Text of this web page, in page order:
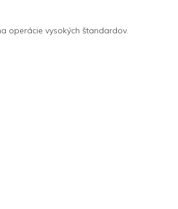
operácie vysokých štandardov.